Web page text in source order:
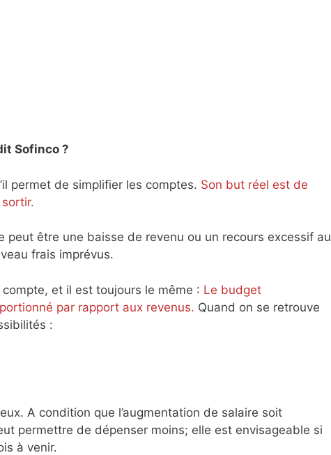
Sofinco ?
permet de simplifier les comptes. Son but réel est de
être une baisse de revenu ou un recours excessif au
frais imprévus.
et il est toujours le même : Le budget
par rapport aux revenus. Quand on se retrouve
:
A condition que l’augmentation de salaire soit
permettre de dépenser moins; elle est envisageable si
à venir.